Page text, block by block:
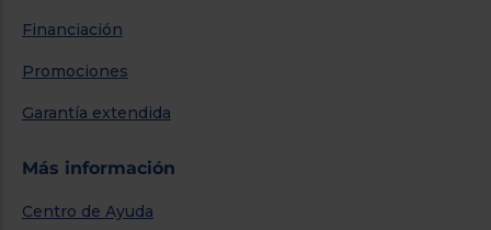
Financiación
Promociones
Garantía extendida
Más información
Centro de Ayuda